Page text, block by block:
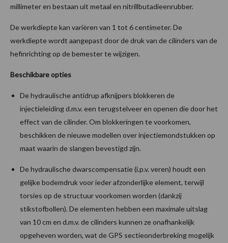
millimeter en bestaan uit metaal en nitrillbutadieenrubber.
De werkdiepte kan variëren van 1 tot 6 centimeter. De
werkdiepte wordt aangepast door de druk van de cilinders van de
hefinrichting op de bemester te wijzigen.
Beschikbare opties
De hydraulische antidrup afknijpers blokkeren de
injectieleiding d.m.v. een terugstelveer en openen die door het
effect van de cilinder. Om blokkeringen te voorkomen,
beschikken de nieuwe modellen over injectiemondstukken op
maat waarin de slangen bevestigd zijn.
De hydraulische dwarscompensatie (i.p.v. veren) houdt een
gelijke bodemdruk voor ieder afzonderlijke element, terwijl
torsies op de structuur voorkomen worden (dankzij
stikstofbollen). De elementen hebben een maximale uitslag
van 10 cm en d.m.v. de cilinders kunnen ze onafhankelijk
opgeheven worden, wat de GPS sectieonderbreking mogelijk